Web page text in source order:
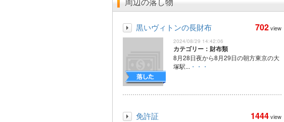
黒いヴィトンの長財布 702view
2024/08/29 14:42:06
カテゴリー：財布類
8月28日夜から8月29日の朝方東京の大
塚駅... ・・・
免許証 1444view